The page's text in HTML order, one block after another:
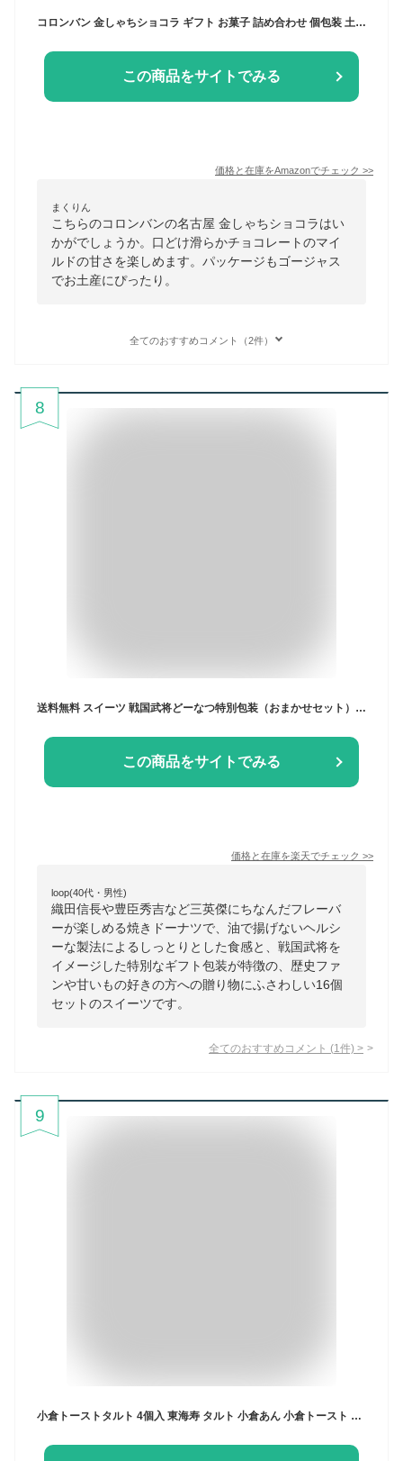
コロンバン 金しゃちショコラ ギフト お菓子 詰め合わせ 個包装 土産 お菓子 スイーツ 銘店 ラングドシャ 21枚入り
この商品をサイトでみる
価格と在庫をAmazonでチェック >>
まくりん
こちらのコロンバンの名古屋 金しゃちショコラはい
かがでしょうか。口どけ滑らかチョコレートのマイ
ルドの甘さを楽しめます。パッケージもゴージャス
でお土産にぴったり。
全てのおすすめコメント（2件）
8
送料無料 スイーツ 戦国武将どーなつ特別包装（おまかせセット）〔60g×16個〕 有限会社マリーヌ洋菓子店 愛知県
この商品をサイトでみる
価格と在庫を楽天でチェック >>
loop(40代・男性)
織田信長や豊臣秀吉など三英傑にちなんだフレーバ
ーが楽しめる焼きドーナツで、油で揚げないヘルシ
ーな製法によるしっとりとした食感と、戦国武将を
イメージした特別なギフト包装が特徴の、歴史ファ
ンや甘いもの好きの方への贈り物にふさわしい16個
セットのスイーツです。
全てのおすすめコメント (1 件) >
9
小倉トーストタルト 4個入 東海寿 タルト 小倉あん 小倉トースト 喫茶まつば監修 洋菓子 和菓子 お菓子 名古屋 土産 ギフト 贈り物 お祝い お返し 七五三 お歳暮 お取り寄せ 名古屋土産